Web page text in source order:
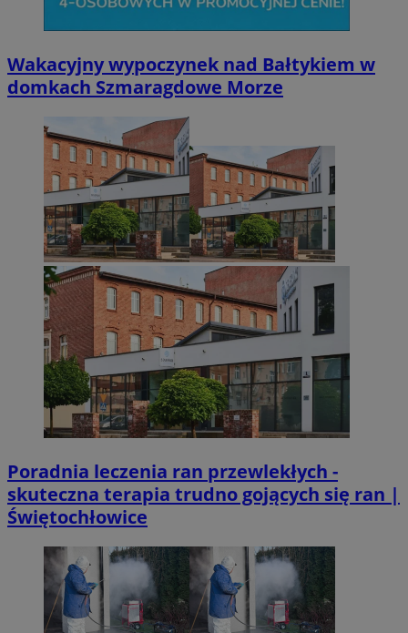
Wakacyjny wypoczynek nad Bałtykiem w
domkach Szmaragdowe Morze
Poradnia leczenia ran przewlekłych -
skuteczna terapia trudno gojących się ran |
Świętochłowice